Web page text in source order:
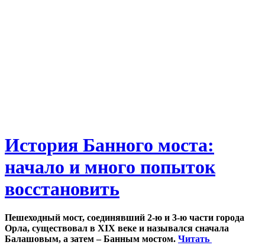
История Банного моста:
начало и много попыток
восстановить
Пешеходный мост, соединявший 2-ю и 3-ю части города
Орла, существовал в XIX веке и назывался сначала
Балашовым, а затем – Банным мостом. Читать